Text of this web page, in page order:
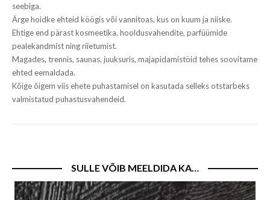
seebiga.
Ärge hoidke ehteid köögis või vannitoas, kus on kuum ja niiske.
Ehtige end pärast kosmeetika, hooldusvahendite, parfüümide
pealekandmist ning riietumist.
Magades, trennis, saunas, juuksuris, majapidamistöid tehes soovitame
ehted eemaldada.
Kõige õigem viis ehete puhastamisel on kasutada selleks otstarbeks
valmistatud puhastusvahendeid.
SULLE VÕIB MEELDIDA KA…